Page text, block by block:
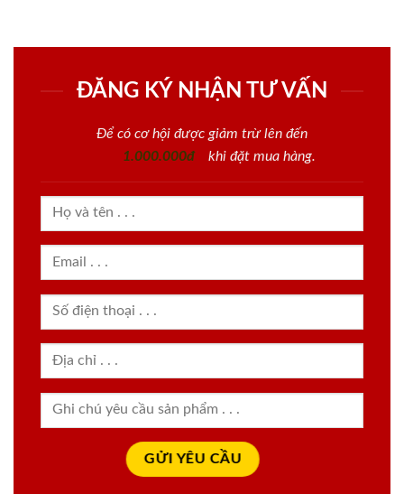
ĐĂNG KÝ NHẬN TƯ VẤN
Để có cơ hội được giảm trừ lên đến
1.000.000đ
khi đặt mua hàng.